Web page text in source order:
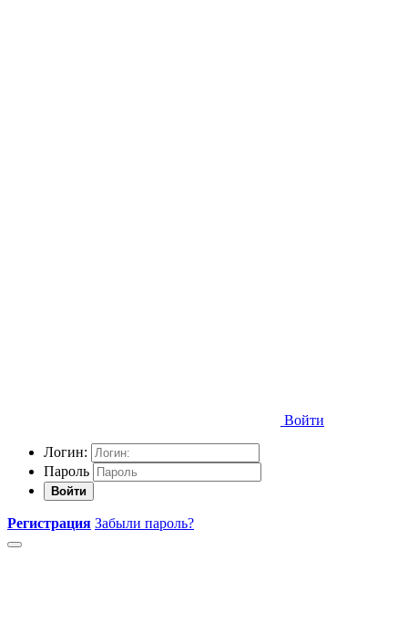
Войти
Логин:
Пароль
Войти
Регистрация Забыли пароль?